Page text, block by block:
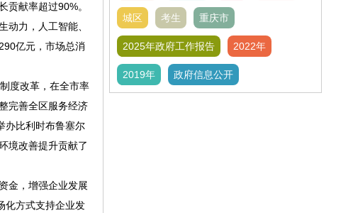
献率超过90%。
力，人工智能、
亿元，市场总消
度改革，在全市率
完善全区服务经济
办比利时布鲁塞尔
境改善提升贡献了
金，增强企业发展
化方式支持企业发
城区 考生 重庆市
2025年政府工作报告 2022年
2019年 政府信息公开